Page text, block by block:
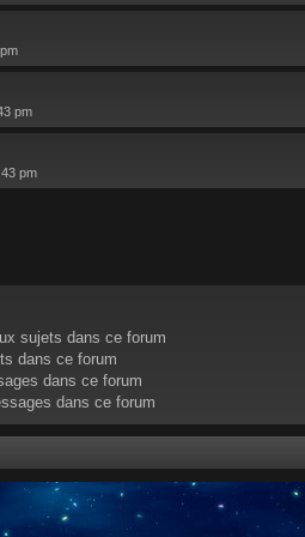
pm
pm
sujets dans ce forum
dans ce forum
dans ce forum
dans ce forum